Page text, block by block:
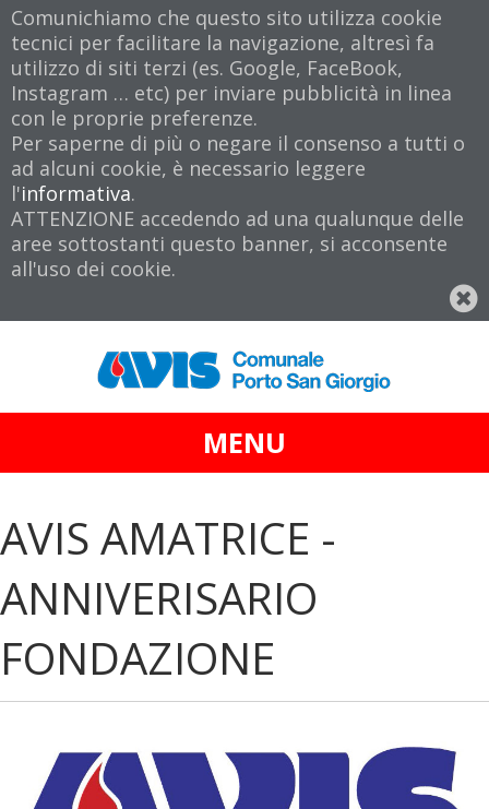
Comunichiamo che questo sito utilizza cookie
tecnici per facilitare la navigazione, altresì fa
utilizzo di siti terzi (es. Google, FaceBook,
Instagram … etc) per inviare pubblicità in linea
con le proprie preferenze.
Per saperne di più o negare il consenso a tutti o
ad alcuni cookie, è necessario leggere
l'informativa.
ATTENZIONE accedendo ad una qualunque delle
aree sottostanti questo banner, si acconsente
all'uso dei cookie.
MENU
AVIS AMATRICE -
ANNIVERISARIO
FONDAZIONE